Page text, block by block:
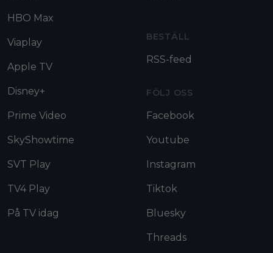
HBO Max
Viaplay
Apple TV
Disney+
Prime Video
SkyShowtime
SVT Play
TV4 Play
På TV idag
BESTÄLL
RSS-feed
FÖLJ OSS
Facebook
Youtube
Instagram
Tiktok
Bluesky
Threads